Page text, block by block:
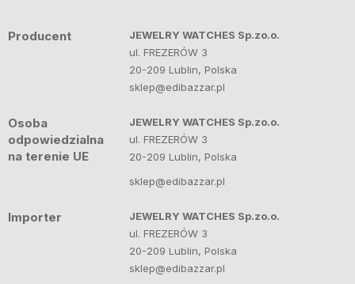
Producent
JEWELRY WATCHES Sp.zo.o.
ul. FREZERÓW 3
20-209 Lublin, Polska
sklep@edibazzar.pl
Osoba
odpowiedzialna
na terenie UE
JEWELRY WATCHES Sp.zo.o.
ul. FREZERÓW 3
20-209 Lublin, Polska
sklep@edibazzar.pl
Importer
JEWELRY WATCHES Sp.zo.o.
ul. FREZERÓW 3
20-209 Lublin, Polska
sklep@edibazzar.pl